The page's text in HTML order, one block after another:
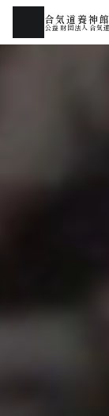
合気道養神
公益財団法人合気